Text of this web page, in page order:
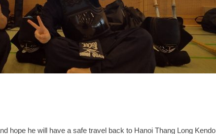
hope he will have a safe travel back to Hanoi Thang Long Kendo